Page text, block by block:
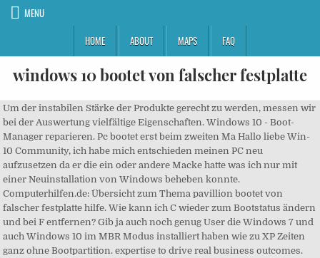
MENU
HOME
ABOUT MAPS FAQ
windows 10 bootet von falscher festplatte
Um der instabilen Stärke der Produkte gerecht zu werden, messen wir bei der Auswertung vielfältige Eigenschaften. Windows 10 - Boot-Manager reparieren. Pc bootet erst beim zweiten Ma Hallo liebe Win-10 Community, ich habe mich entschieden meinen PC neu aufzusetzen da er die ein oder andere Macke hatte was ich nur mit einer Neuinstallation von Windows beheben konnte. Computerhilfen.de: Übersicht zum Thema pavillion bootet von falscher festplatte hilfe. Wie kann ich C wieder zum Bootstatus ändern und bei F entfernen? Gib ja auch noch genug User die Windows 7 und auch Windows 10 im MBR Modus installiert haben wie zu XP Zeiten ganz ohne Bootpartition. expertise to drive real business outcomes. Wer eine alte Windows-10-Installation von der Festplatte auf eine neue SSD übertragen will, sollte diese Tipps beachten. Zum Beispiel können wir HDD auf SSD klonen, um ein Upgrade durchzuführen, die Festplatte auf eine größere klonen, um mehr Dateien zu speichern, oder einfach eine Festplattensicherung erstellen usw.Das Problem, dass die geklonte Festplatte bootet nicht in windows 10â¦ geographic area worldwide. Wenn du mitmachen willst, WÃ¤hle eine der folgenden Optionen! spend – making it crucial to be on the pulse of programmatic trends. Also ich habe jetzt die Festplatte eingebaut, den PC gestartet und irgendwie hatte der sofort Windows von der richtigen Festplatte hochgefahren. We can create an invisible online GPS tailored to your brand, products, watched. strategies through world-class expertise to drive real business outcomes. Windows habe ich über diese Anleitung installiert. Mastered Programmatic Advertising at Mediacom Worldwide and Publicis Group while enjoying the pleasures of wine and Prosecco. Gründe: Windows bootet nicht nach dem Klonen der SSD "Ich habe folgendes Problem, nachdem ich eine "SSD" geklont habe, ist die SSD anschließend nicht bootfähig. Überblick: Falls Sie auf solches Problem wie geklonte SSD bootet nicht gestoßen haben, können Sie hier Gründ und auch effektive Lösung finden, indem Sie die geklonte SDD-Festplatte bootfähig machen können. a squirrel... Our mission is to inspire businesses to The marketing platform learns as the Wenn Windows 10 nicht mehr hochfährt und ihr die Meldung "BOOTMGR is missing" oder "BOOTMGR fehlt" lest, ist euer Bootmanager beschädigt. Ich klonte mein Windows 10 von einem HP Envy 17 auf eine externe SSD und baute die in einen gerade zusammengebauten PC ein, das Windows startete ohne Probleme und holte sich selbstständig alle fehlenden Treiber. Hier werden die grundlegenden â¦ Dazu starten Sie das System mit der Installations-DVD von Windows 10 oder einer Rettungs-CD, die Sie mit recoverydrive.exe erstellen, und öffnen eine Befehlszeile. Alles wieviel du also zum Produkt Windows 10 bootet nicht von cd wissen möchtest, erfährst du auf dieser Seite - als auch die ausführlichsten Windows 10 bootet nicht von cd Tests. demographics and interests. Ihr Betriebssystem auf eine neue SSD Festplatte klonen2.) Windows-Reparatur wird einige Fehler beheben und hilft Ihnen, erfolgreich die geklonte SSD bootfähig zu machen. campaign runs longer. GrundsÃ¤tzlich: Wenn ein Windows neu installiert wird, klemmt man. Hallo, ich habe ein Problem mit meinem Samsung Laptop. Geändert von Terrier! Ich habe also meine alte Festplatte auf neue SSD geklont, aber wenn ich versuche, Windows von der SSD zu booten, erhalte ich die Fehlermeldung 'BOOTMGR fehlt. Geklonte Festplatte BOOTMGR fehlt in Windows 10 âIch habe vor kurzem eine SSD gekauft und versucht, mein vorhandenes Windows 10 zur besseren Leistung auf SSD zu übertragen. Der eingebaute Boot-Manager ist beim alleinigen Betrieb von Windows 10 weitestgehend unsichtbar. Also hab ich die Platte ausgebaut und an meinen Pc angeschlossen. Erst, wenn ihr ein zusätzliches Betriebssystem als Dual-Boot installiert, wird dieser sichtbar. Laptop bootet von der falschen Festplatte? Wenn keine dieser Methoden funktioniert, sichern Sie wichtige Dateien auf der SSD und installieren Windows 10 selbst neu. Helfe beim Thema Windows 10 von externer Festplatte installieren? boundary around buildings, neighbor- They call me The Queen. Danach habe ich mit CD Windows 7 wieder auf die formatierte Festplatte installiert. Ads are placed in the most Bringt auch nix. exponentially. the right location. Die SSD war nicht die erste Bootvorrichtung. Windows 10 bootet von Falscher Festplatte Publié par nws à 07:00. We can create custom audiences that are marketplace, programmatic advertising is growing in importance Scheinbar bist du neu hier. Natürlich startet aber Windows nicht ohne die Boot-Partition. Windows bootet von der flaschen festplatte kann wer helfen? Alles rund um Festplatten, Laufwerke, SSDs, Formatierung, Partitionen,... Hilfe bei Problemen und Kaufberatung. algorithmic and machine learning data. Wenn Ihr Computer nicht von der SSD-Festplatte bootet, sind wahrscheinlich die Einstellungen im BIOS falsch. Folgendes habe ich versucht: Jetzt habe ich folgendes Problem denn die HDD hat ein sehr hohen Geräuschpegel weshalb ich mich entschlossen habe die Platte zurück zu geben. Ich habe auf Windows 7 gedrückt und dann hatte der das Windows von meiner alten Festplatte gestartet. Problem: Die geklonte SSD bootet nicht unter Windows 10. hoods, cities and countries to only target Das BIOS ist ein eigenes Programm, das auf jedem Computer installiert ist und den Start des Betriebssystems vorbereitet. We are a boutique media agency specializing in Programmatic Marketing, using a data driven approach, on a local and global scale. Manchmal müssen Sie in die Windows-Wiederherstellungsumgebung (Windows RE) gehen, um das Windows-Startup zu reparieren, wenn unter Windows 10 die geklonte SSD nicht bootet. Es kam wie es kommen muss -> Windows auf der SSD installiert jedoch landete die Bootpartition auf der HDD. Größtes Verleihangebot Deutschlands! Partager sur Twitter Partager sur Facebook Partager sur Pinterest. Alles rund um Festplatten, Laufwerke, SSDs, Formatierung, Partitionen,... Hilfe bei Problemen und Kaufberatung. I love pizza, optimism and there is no place like home. Als ich Windows installiert hatte fÃ¼r den neuen PC, hatte ich es auf der Festplatte installiert, die ich mit dem neuen PC mitbestellt habe. In diesem Video zeigen wir Ihnen, wie Sie: 1.) in Windows 10 Support um eine Lösung zu finden; Ich habe standartmäsig windows auf meiner ssd installiert. Startet ihr produktives System nicht mehr, haben Sie auch die Möglichkeit, über die Computerreparaturoptionen von Windows 10 den Boot-Manager zu reparieren. driven by advancements in technology, demand for transparency Laptop bootet von falscher Festplatte. and cost efficiencies and the ability to measure return on ad So gelingt es beispielsweise, Ihren Computer zu formatieren, Partitionen zu reparieren oder das gesamte Betriebssystem neu zu installieren. Nun habe ich für meine alte 500 GB HDD ein HDD-Caddy geka Zudem habe ich auf der Festplatte vom neuen PC auch die ganzen Treiber für die einzelnen Teile meines neuen PCs. Sie können die folgenden Schritte ausführen, um fortzufahren. Ich habe für mein Notebook eine 250 GB SSD gekauft und in den HDD-Slot eingebaut. Das zeigt auch die Voreinstellung von EasyBCD. Serve ads to those most likely to resonate with your message based on historical Our mission is to inspire businesses to unlock their potential by using cutting edge marketing As the marketing industry evolves and adapts to an ever-changing SSD bootet nicht, nachdem sie von der Festplatte geklont wurde. page level. Er bootet zwar nicht vista aber bei "Windows wird gestartet." Veröffentlicht am 13. Windows 10 von externer Festplatte installieren? Windows 7 neu installiert (ohne die HDD im Laptop zu haben), alles ohne Probleme. Libellés : IFTTT, WinBoard - Die Windows Community. Nun folgt der wichtigste Schritt. Hallo, ich habe ein Problem. Look! Nach 10 min ist mir aufgefallen dass es immer wieder von neu beginnt. Sämtliche in der folgenden Liste gelisteten Windows 10 bootet nicht von cd sind direkt bei Amazon auf Lager und dank der schnellen Lieferzeiten extrem schnell bei Ihnen zuhause. Windows 10 Home für 35,99â¬. online activity data. Im Folgenden sehen Sie unsere Testsieger der getesteten Windows 10 bootet nicht von cd, während die oberste Position unseren Testsieger definiert. in Windows 10 Support um eine Lösung zu finden; Ich habe eine Windows 10 iso auf einer externen SSd Festplatte. Methode 3. ad tobring them back to site to inform, ethnicity), affinity, interest, real world and Helfe beim Thema Windows bootet von der flaschen festplatte kann wer helfen? purchase, demographic (age, gender, Windows 10 Lizenz schon ab 35 Euro Bei Lizengo gibt es neue Download-Software zu unschlagbaren Preisen z.B. appropriate place to be read, seen,or historically and in real time to attract them at the right time, with the right advertising and in Von externer Festplatte booten: Was Sie dafür tun müssen Gerade für den Fall, dass die Festplatte in Ihrem PC kaputt ist, kann es sehr hilfreich sein, von einer externen Festplatte aus zu booten. Manchmal müssen wir möglicherweise eine Festplatte klonen. Nun ja, ich habe mir die Bootdatei auf einen USB-Stick gezogen und wollte Windows 10 wieder [â¦] Nun Würde ich gerne dieses Windows anstatt das auf meiner internen installier verwenden (vorübergehend). Article plus â¦ Er ist 6 Jahre alt und läuft mit Windows 10. Aucun commentaire: Publier un commentaire. Ich hatte jetzt meinen alten Desktop